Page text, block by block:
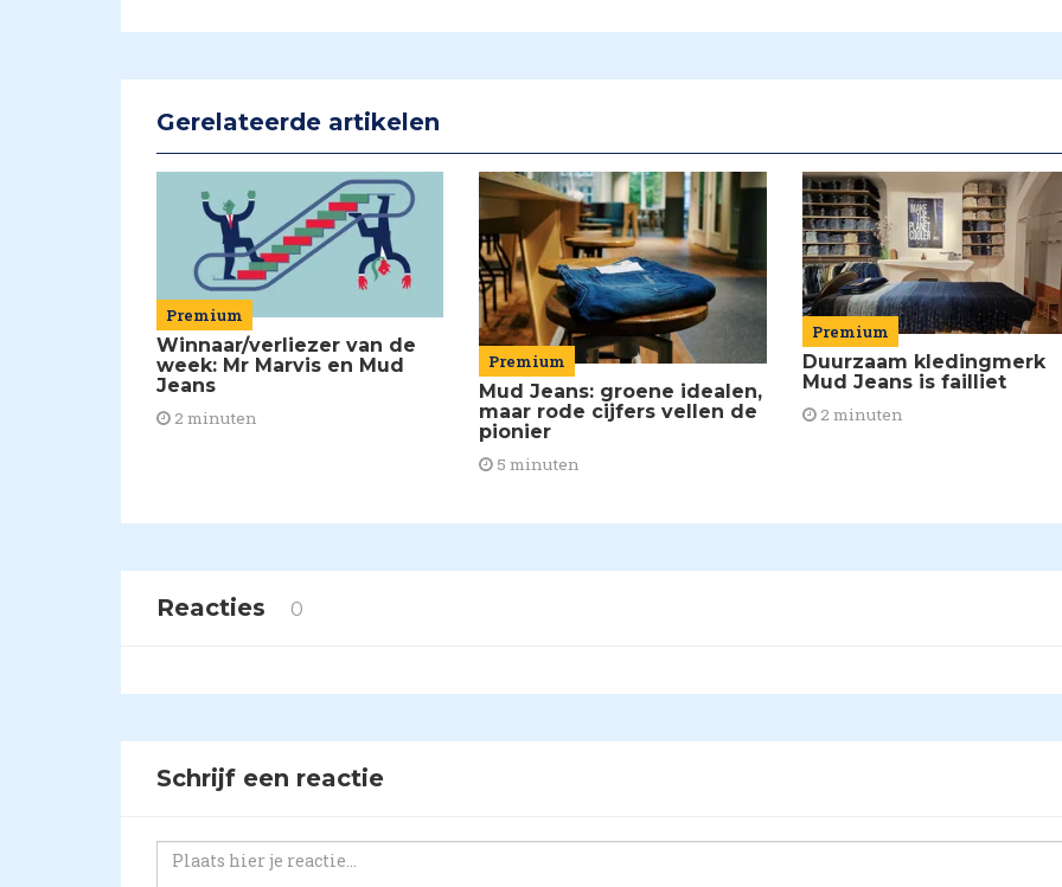
Gerelateerde artikelen
Premium
Winnaar/verliezer van de
week: Mr Marvis en Mud
Jeans
2 minuten
Premium
Mud Jeans: groene idealen,
maar rode cijfers vellen de
pionier
5 minuten
Premium
Duurzaam kledingmerk
Mud Jeans is failliet
2 minuten
Reacties 0
Schrijf een reactie